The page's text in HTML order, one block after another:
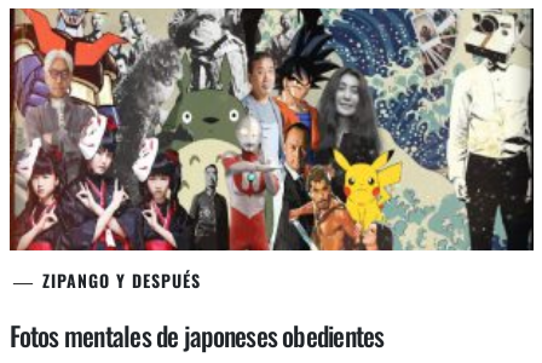
ZIPANGO Y DESPUÉS
Fotos mentales de japoneses obedientes